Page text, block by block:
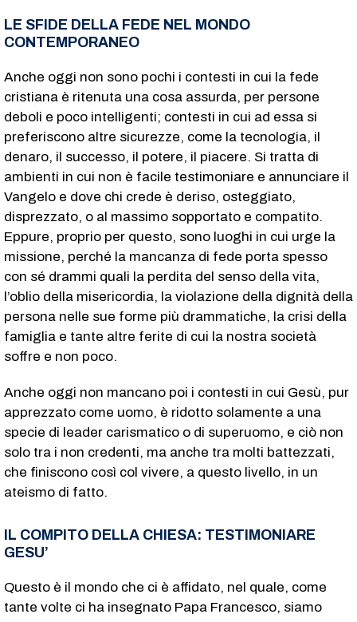
LE SFIDE DELLA FEDE NEL MONDO
CONTEMPORANEO
Anche oggi non sono pochi i contesti in cui la fede
cristiana è ritenuta una cosa assurda, per persone
deboli e poco intelligenti; contesti in cui ad essa si
preferiscono altre sicurezze, come la tecnologia, il
denaro, il successo, il potere, il piacere. Si tratta di
ambienti in cui non è facile testimoniare e annunciare il
Vangelo e dove chi crede è deriso, osteggiato,
disprezzato, o al massimo sopportato e compatito.
Eppure, proprio per questo, sono luoghi in cui urge la
missione, perché la mancanza di fede porta spesso
con sé drammi quali la perdita del senso della vita,
l’oblio della misericordia, la violazione della dignità della
persona nelle sue forme più drammatiche, la crisi della
famiglia e tante altre ferite di cui la nostra società
soffre e non poco.
Anche oggi non mancano poi i contesti in cui Gesù, pur
apprezzato come uomo, è ridotto solamente a una
specie di leader carismatico o di superuomo, e ciò non
solo tra i non credenti, ma anche tra molti battezzati,
che finiscono così col vivere, a questo livello, in un
ateismo di fatto.
IL COMPITO DELLA CHIESA: TESTIMONIARE
GESU’
Questo è il mondo che ci è affidato, nel quale, come
tante volte ci ha insegnato Papa Francesco, siamo